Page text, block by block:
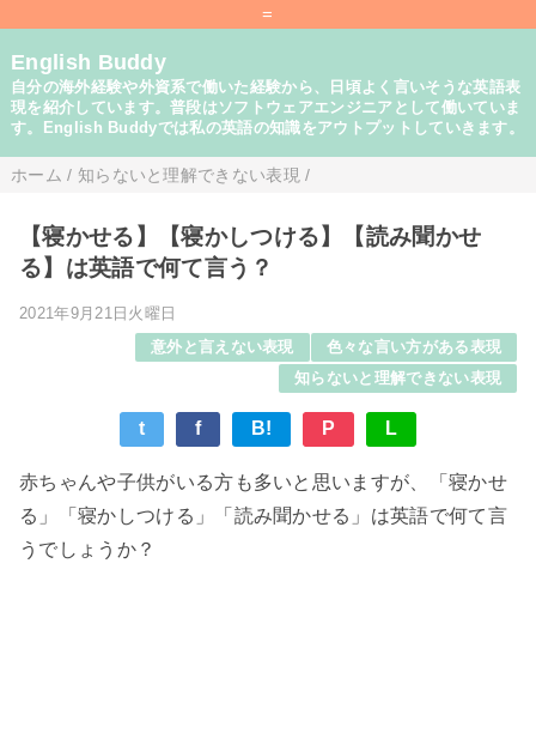
=
English Buddy
自分の海外経験や外資系で働いた経験から、日頃よく言いそうな英語表
現を紹介しています。普段はソフトウェアエンジニアとして働いていま
す。English Buddyでは私の英語の知識をアウトプットしていきます。
ホーム / 知らないと理解できない表現 /
【寝かせる】【寝かしつける】【読み聞かせ
る】は英語で何て言う？
2021年9月21日火曜日
意外と言えない表現
色々な言い方がある表現
知らないと理解できない表現
t f B! P L
赤ちゃんや子供がいる方も多いと思いますが、「寝かせ
る」「寝かしつける」「読み聞かせる」は英語で何て言
うでしょうか？